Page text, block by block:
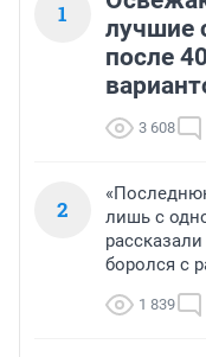
1
лучшие
после
3 608
2
лишь с
боролся с
1 839